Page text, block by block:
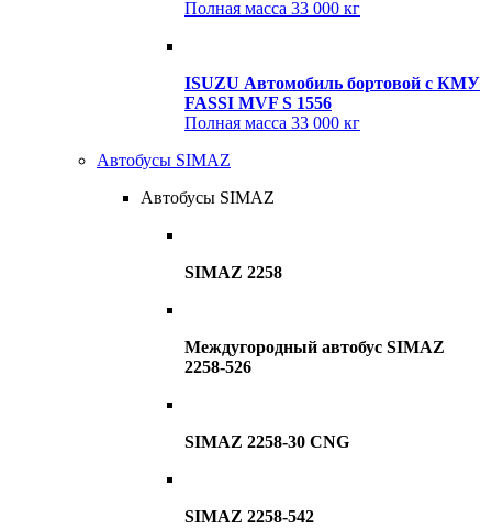
Полная масса 33 000 кг
ISUZU Автомобиль бортовой с КМУ
FASSI MVF S 1556
Полная масса 33 000 кг
Автобусы SIMAZ
Автобусы SIMAZ
SIMAZ 2258
Междугородный автобус SIMAZ
2258-526
SIMAZ 2258-30 CNG
SIMAZ 2258-542